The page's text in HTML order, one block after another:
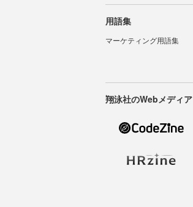
用語集
マーケティング用語集
翔泳社のWebメディア